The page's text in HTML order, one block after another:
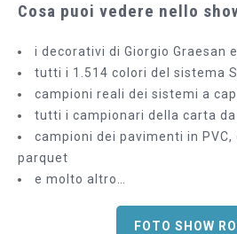
Cosa puoi vedere nello
i decorativi di Giorgio Graesan
tutti i 1.514 colori del sistema
campioni reali dei sistemi a
tutti i campionari della carta
campioni dei pavimenti in PVC,
parquet
e molto altro…
FOTO SHOW